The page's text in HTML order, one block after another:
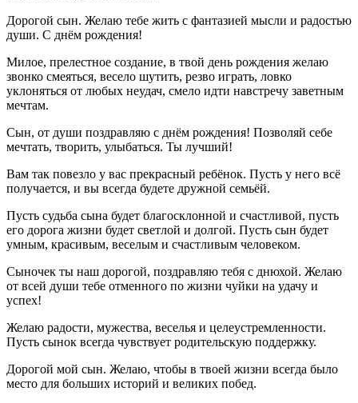
Дорогой сын. Желаю тебе жить с фантазией мысли и радостью
души. С днём рождения!
Милое, прелестное создание, в твой день рождения желаю
звонко смеяться, весело шутить, резво играть, ловко
уклоняться от любых неудач, смело идти навстречу заветным
мечтам.
Сын, от души поздравляю с днём рождения! Позволяй себе
мечтать, творить, улыбаться. Ты лучший!
Вам так повезло у вас прекрасный ребёнок. Пусть у него всё
получается, и вы всегда будете дружной семьёй.
Пусть судьба сына будет благосклонной и счастливой, пусть
его дорога жизни будет светлой и долгой. Пусть сын будет
умным, красивым, веселым и счастливым человеком.
Сыночек ты наш дорогой, поздравляю тебя с днюхой. Желаю
от всей души тебе отменного по жизни чуйки на удачу и
успех!
Желаю радости, мужества, веселья и целеустремленности.
Пусть сынок всегда чувствует родительскую поддержку.
Дорогой мой сын. Желаю, чтобы в твоей жизни всегда было
место для больших историй и великих побед.